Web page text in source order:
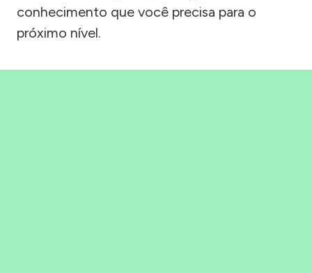
conhecimento que você precisa para o
próximo nível.